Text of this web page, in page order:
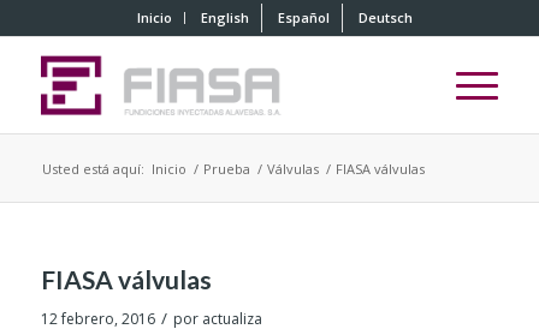
Inicio English Español Deutsch
Usted está aquí: Inicio / Prueba / Válvulas / FIASA válvulas
FIASA válvulas
12 febrero, 2016 / por actualiza